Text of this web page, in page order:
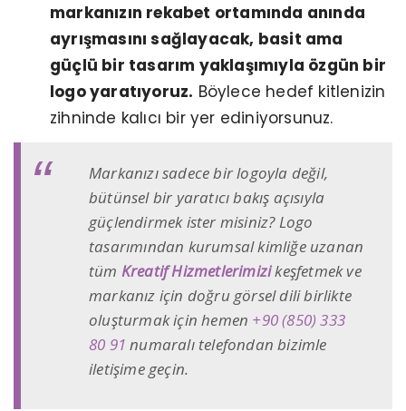
markanızın rekabet ortamında anında
ayrışmasını sağlayacak, basit ama
güçlü bir tasarım yaklaşımıyla özgün bir
logo yaratıyoruz. Böylece hedef kitlenizin
zihninde kalıcı bir yer ediniyorsunuz.
Markanızı sadece bir logoyla değil,
bütünsel bir yaratıcı bakış açısıyla
güçlendirmek ister misiniz? Logo
tasarımından kurumsal kimliğe uzanan
tüm Kreatif Hizmetlerimizikeşfetmek ve
markanız için doğru görsel dili birlikte
oluşturmak için hemen +90 (850) 333
80 91 numaralı telefondan bizimle
iletişime geçin.